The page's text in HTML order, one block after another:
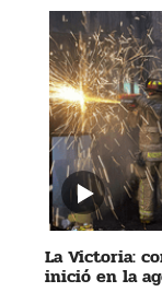
La Victoria:
inició en la